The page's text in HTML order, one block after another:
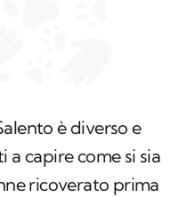
è diverso e
a capire come si sia
ricoverato prima